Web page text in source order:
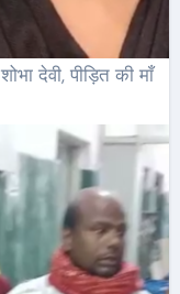
शोभा देवी, पीड़ित की माँ